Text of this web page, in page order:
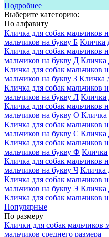
Подробнее
Выберите категорию:
По алфавиту
Кличка для собак мальчиков
мальчиков на букву Б Кличка
Кличка для собак мальчиков
мальчиков на букву Д Кличка
Кличка для собак мальчиков
мальчиков на букву З Кличка
Кличка для собак мальчиков
мальчиков на букву Л Кличка
Кличка для собак мальчиков
мальчиков на букву О Кличка
Кличка для собак мальчиков
мальчиков на букву С Кличка
Кличка для собак мальчиков
мальчиков на букву Ф Кличка
Кличка для собак мальчиков
мальчиков на букву Ч Кличка
Кличка для собак мальчиков
мальчиков на букву Э Кличка
Кличка для собак мальчиков
Популярные
По размеру
Клички для собак мальчиков
мальчиков среднего размера